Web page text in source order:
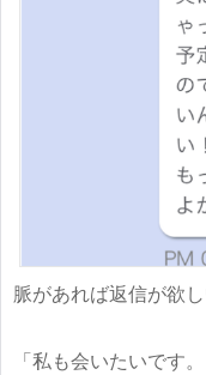
脈があれば返信が欲
「私も会いたいです